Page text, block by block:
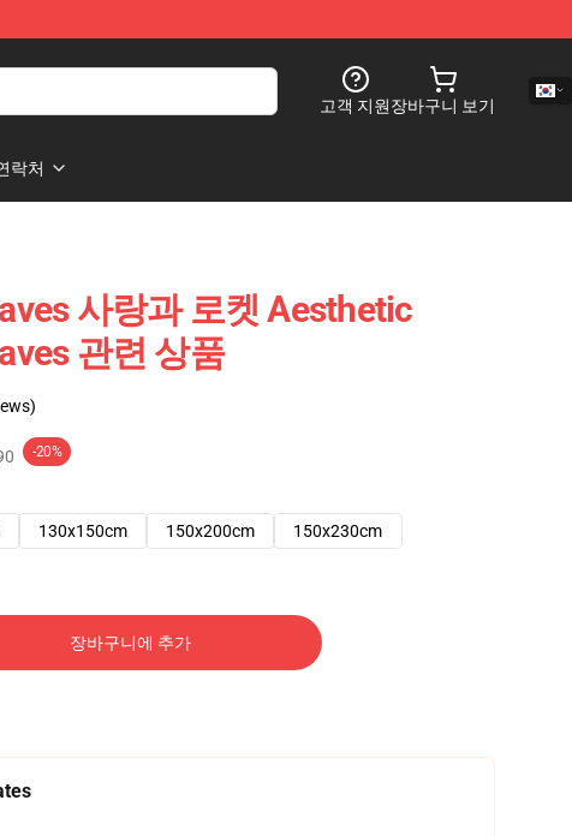
고객 지원장바구니 보기
락처
사랑과 로켓 Aesthetic
관련 상품
-20%
130x150cm 150x200cm 150x230cm
장바구니에 추가